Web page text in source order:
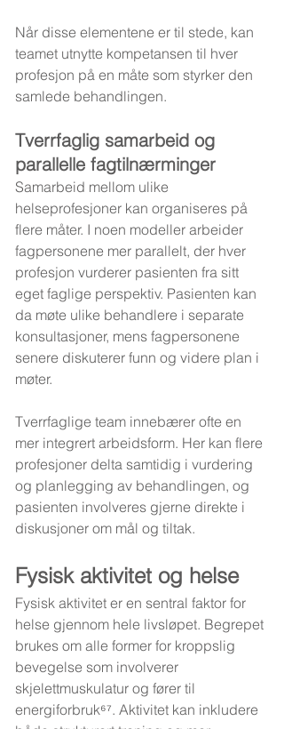
Når disse elementene er til stede, kan
teamet utnytte kompetansen til hver
profesjon på en måte som styrker den
samlede behandlingen.
Tverrfaglig samarbeid og
parallelle fagtilnærminger
Samarbeid mellom ulike
helseprofesjoner kan organiseres på
flere måter. I noen modeller arbeider
fagpersonene mer parallelt, der hver
profesjon vurderer pasienten fra sitt
eget faglige perspektiv. Pasienten kan
da møte ulike behandlere i separate
konsultasjoner, mens fagpersonene
senere diskuterer funn og videre plan i
møter.
Tverrfaglige team innebærer ofte en
mer integrert arbeidsform. Her kan flere
profesjoner delta samtidig i vurdering
og planlegging av behandlingen, og
pasienten involveres gjerne direkte i
diskusjoner om mål og tiltak.
Fysisk aktivitet og helse
Fysisk aktivitet er en sentral faktor for
helse gjennom hele livsløpet. Begrepet
brukes om alle former for kroppslig
bevegelse som involverer
skjelettmuskulatur og fører til
energiforbruk⁶⁷. Aktivitet kan inkludere